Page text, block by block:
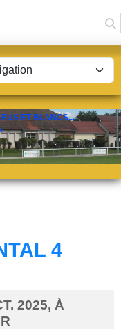
ET BLANCS...
4
2025, À